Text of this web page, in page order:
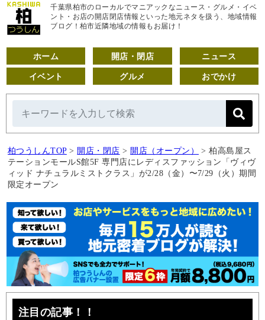
千葉県柏市のローカルでマニアックなニュース・グルメ・イベ
ント・お店の開店閉店情報といった地元ネタを扱う、地域情報
ブログ！柏市近隣地域の情報もお届け！
ホーム 開店・閉店 ニュース
イベント グルメ おでかけ
柏つうしんTOP > 開店・閉店 > 開店（オープン） > 柏高島屋ス
テーションモールS館5F 専門店にレディスファッション「ヴィヴ
ィッド ナチュラルミストクラス」が2/28（金）〜7/29（火）期間
限定オープン
注目の記事！！